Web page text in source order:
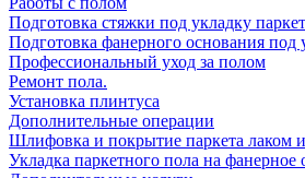
Подготовка стяжки под укладку
Подготовка фанерного основания под
Профессиональный уход за полом
Ремонт пола.
Установка плинтуса
Дополнительные операции
Шлифовка и покрытие паркета лаком
Укладка паркетного пола на фанерное